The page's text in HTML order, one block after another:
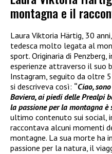
montagna e il
Laura Viktoria Härtig, 30
tedesca molto legata al
sport. Originaria di Penzberg,
esperienze attraverso il suo
Instagram, seguito da oltre
si descriveva così: “Ciao,
Baviera, ai piedi delle Prealpi
la passione per la montagna
ultimo contenuto sui social,
raccontava alcuni momenti
montagne. La sua morte ha
passione per la natura, il